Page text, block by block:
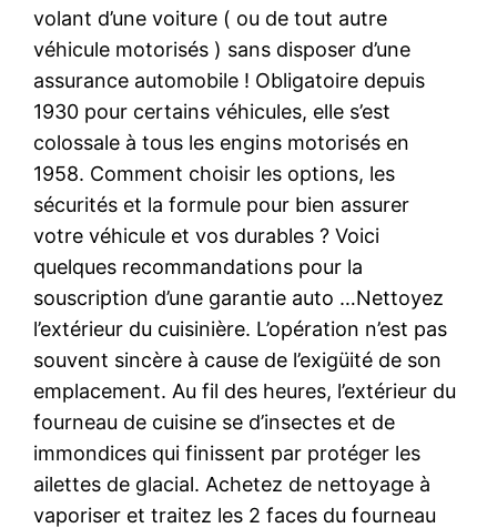
volant d’une voiture ( ou de tout autre
véhicule motorisés ) sans disposer d’une
assurance automobile ! Obligatoire depuis
1930 pour certains véhicules, elle s’est
colossale à tous les engins motorisés en
1958. Comment choisir les options, les
sécurités et la formule pour bien assurer
votre véhicule et vos durables ? Voici
quelques recommandations pour la
souscription d’une garantie auto …Nettoyez
l’extérieur du cuisinière. L’opération n’est pas
souvent sincère à cause de l’exigüité de son
emplacement. Au fil des heures, l’extérieur du
fourneau de cuisine se d’insectes et de
immondices qui finissent par protéger les
ailettes de glacial. Achetez de nettoyage à
vaporiser et traitez les 2 faces du fourneau